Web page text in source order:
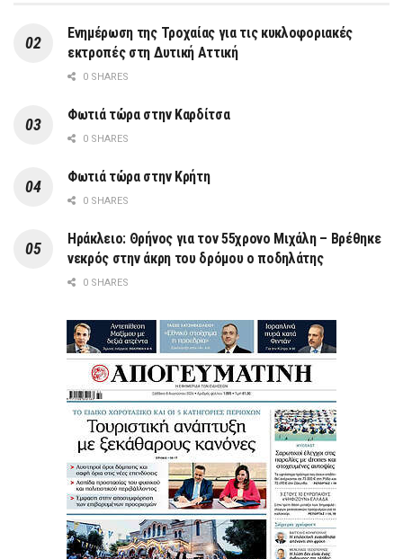
Ενημέρωση της Τροχαίας για τις κυκλοφοριακές
εκτροπές στη Δυτική Αττική
0 SHARES
Φωτιά τώρα στην Καρδίτσα
0 SHARES
Φωτιά τώρα στην Κρήτη
0 SHARES
Ηράκλειο: Θρήνος για τον 55χρονο Μιχάλη – Βρέθηκε
νεκρός στην άκρη του δρόμου ο ποδηλάτης
0 SHARES